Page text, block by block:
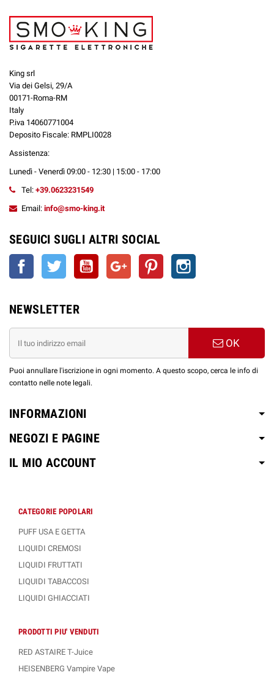
King srl
Via dei Gelsi, 29/A
00171-Roma-RM
Italy
P.iva 14060771004
Deposito Fiscale: RMPLI0028
Assistenza:
Lunedì - Venerdì 09:00 - 12:30 | 15:00 - 17:00
Tel: +39.0623231549
Email: info@smo-king.it
SEGUICI SUGLI ALTRI SOCIAL
Facebook Twitter YouTube Google+ Pinterest
NEWSLETTER
OK
Puoi annullare l'iscrizione in ogni momento. A questo scopo, cerca le info di
contatto nelle note legali.
INFORMAZIONI
NEGOZI E PAGINE
IL MIO ACCOUNT
CATEGORIE POPOLARI
PUFF USA E GETTA
LIQUIDI CREMOSI
LIQUIDI FRUTTATI
LIQUIDI TABACCOSI
LIQUIDI GHIACCIATI
PRODOTTI PIU' VENDUTI
RED ASTAIRE T-Juice
HEISENBERG Vampire Vape